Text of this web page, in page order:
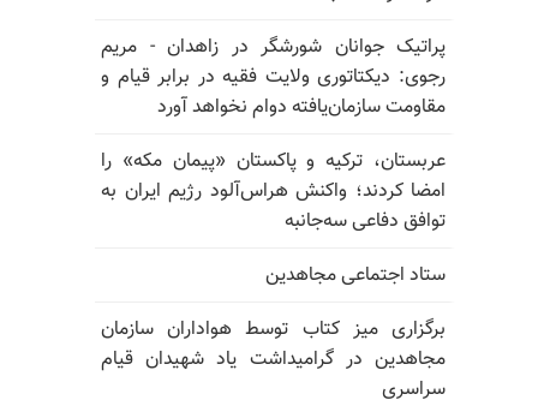
پراتیک جوانان شورشگر در زاهدان - مریم
رجوی: دیکتاتوری ولایت فقیه در برابر قیام و
مقاومت سازمان‌یافته دوام نخواهد آورد
عربستان، ترکیه و پاکستان «پیمان مکه» را
امضا کردند؛ واکنش هراس‌آلود رژیم ایران به
توافق دفاعی سه‌جانبه
ستاد اجتماعی مجاهدین
برگزاری میز کتاب توسط هواداران سازمان
مجاهدین در گرامیداشت یاد شهیدان قیام
سراسری